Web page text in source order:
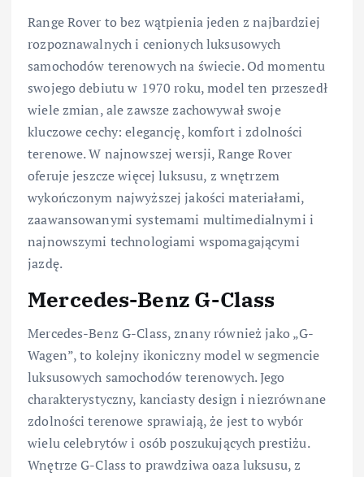
Range Rover to bez wątpienia jeden z najbardziej
rozpoznawalnych i cenionych luksusowych
samochodów terenowych na świecie. Od momentu
swojego debiutu w 1970 roku, model ten przeszedł
wiele zmian, ale zawsze zachowywał swoje
kluczowe cechy: elegancję, komfort i zdolności
terenowe. W najnowszej wersji, Range Rover
oferuje jeszcze więcej luksusu, z wnętrzem
wykończonym najwyższej jakości materiałami,
zaawansowanymi systemami multimedialnymi i
najnowszymi technologiami wspomagającymi
jazdę.
Mercedes-Benz G-Class
Mercedes-Benz G-Class, znany również jako „G-
Wagen”, to kolejny ikoniczny model w segmencie
luksusowych samochodów terenowych. Jego
charakterystyczny, kanciasty design i niezrównane
zdolności terenowe sprawiają, że jest to wybór
wielu celebrytów i osób poszukujących prestiżu.
Wnętrze G-Class to prawdziwa oaza luksusu, z